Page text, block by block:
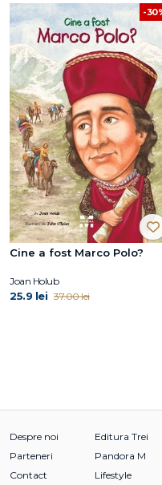
-
Cine a fost Marco Polo?
Joan Holub
25.9 lei 37.00 lei
Despre noi
Parteneri
Contact
Editura Trei
Pandora M
Lifestyle